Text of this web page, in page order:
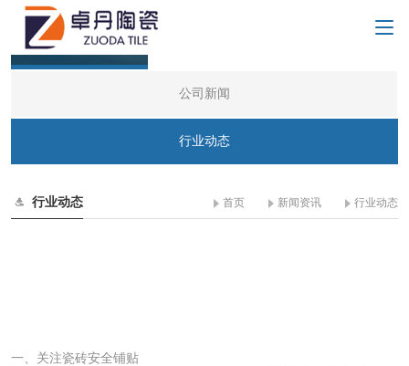
新闻资讯
公司新闻
行业动态
行业动态 首页 新闻资讯 行业动态
一、关注瓷砖安全铺贴